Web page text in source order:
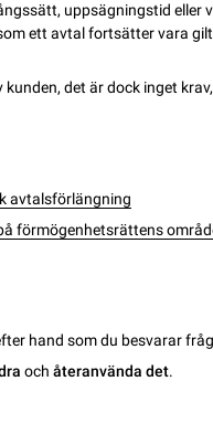
uppsägningstid eller
ett avtal fortsätter vara
kunden, det är dock inget
avtalsförlängning
förmögenhetsrättens
hand som du besvarar
ochåteranvända det.